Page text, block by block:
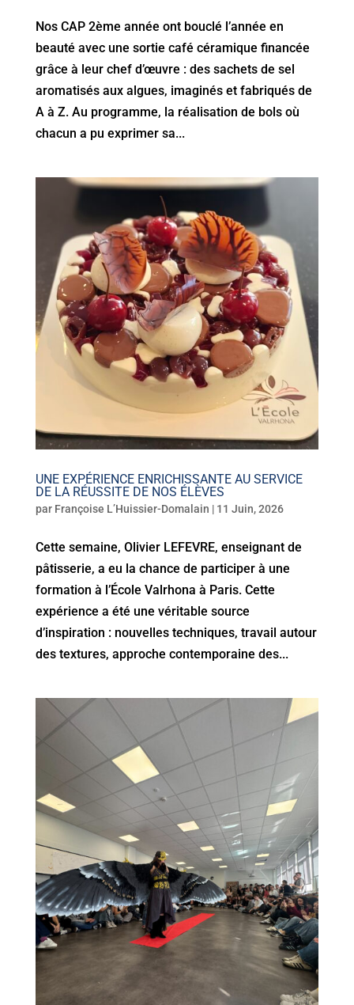
Nos CAP 2ème année ont bouclé l’année en
beauté avec une sortie café céramique financée
grâce à leur chef d’œuvre : des sachets de sel
aromatisés aux algues, imaginés et fabriqués de
A à Z. Au programme, la réalisation de bols où
chacun a pu exprimer sa...
UNE EXPÉRIENCE ENRICHISSANTE AU SERVICE
DE LA RÉUSSITE DE NOS ÉLÈVES
par Françoise L’Huissier-Domalain | 11 Juin, 2026
Cette semaine, Olivier LEFEVRE, enseignant de
pâtisserie, a eu la chance de participer à une
formation à l’École Valrhona à Paris. Cette
expérience a été une véritable source
d’inspiration : nouvelles techniques, travail autour
des textures, approche contemporaine des...